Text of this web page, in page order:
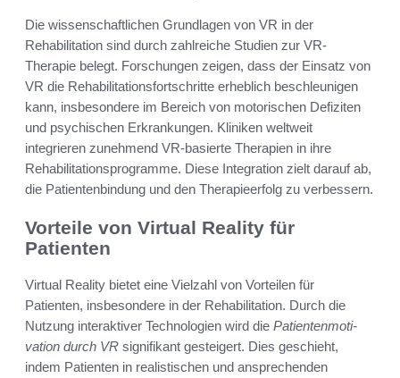
Die wissenschaftlichen Grundlagen von VR in der
Rehabilitation sind durch zahlreiche Studien zur VR-
Therapie belegt. Forschungen zeigen, dass der Einsatz von
VR die Rehabilitationsfortschritte erheblich beschleunigen
kann, insbesondere im Bereich von motorischen Defiziten
und psychischen Erkrankungen. Kliniken weltweit
integrieren zunehmend VR-basierte Therapien in ihre
Rehabilitationsprogramme. Diese Integration zielt darauf ab,
die Patientenbindung und den Therapieerfolg zu verbessern.
Vorteile von Virtual Reality für
Patienten
Virtual Reality bietet eine Vielzahl von Vorteilen für
Patienten, insbesondere in der Rehabilitation. Durch die
Nutzung interaktiver Technologien wird die Patientenmoti­
vation durch VR signifikant gesteigert. Dies geschieht,
indem Patienten in realistischen und ansprechenden